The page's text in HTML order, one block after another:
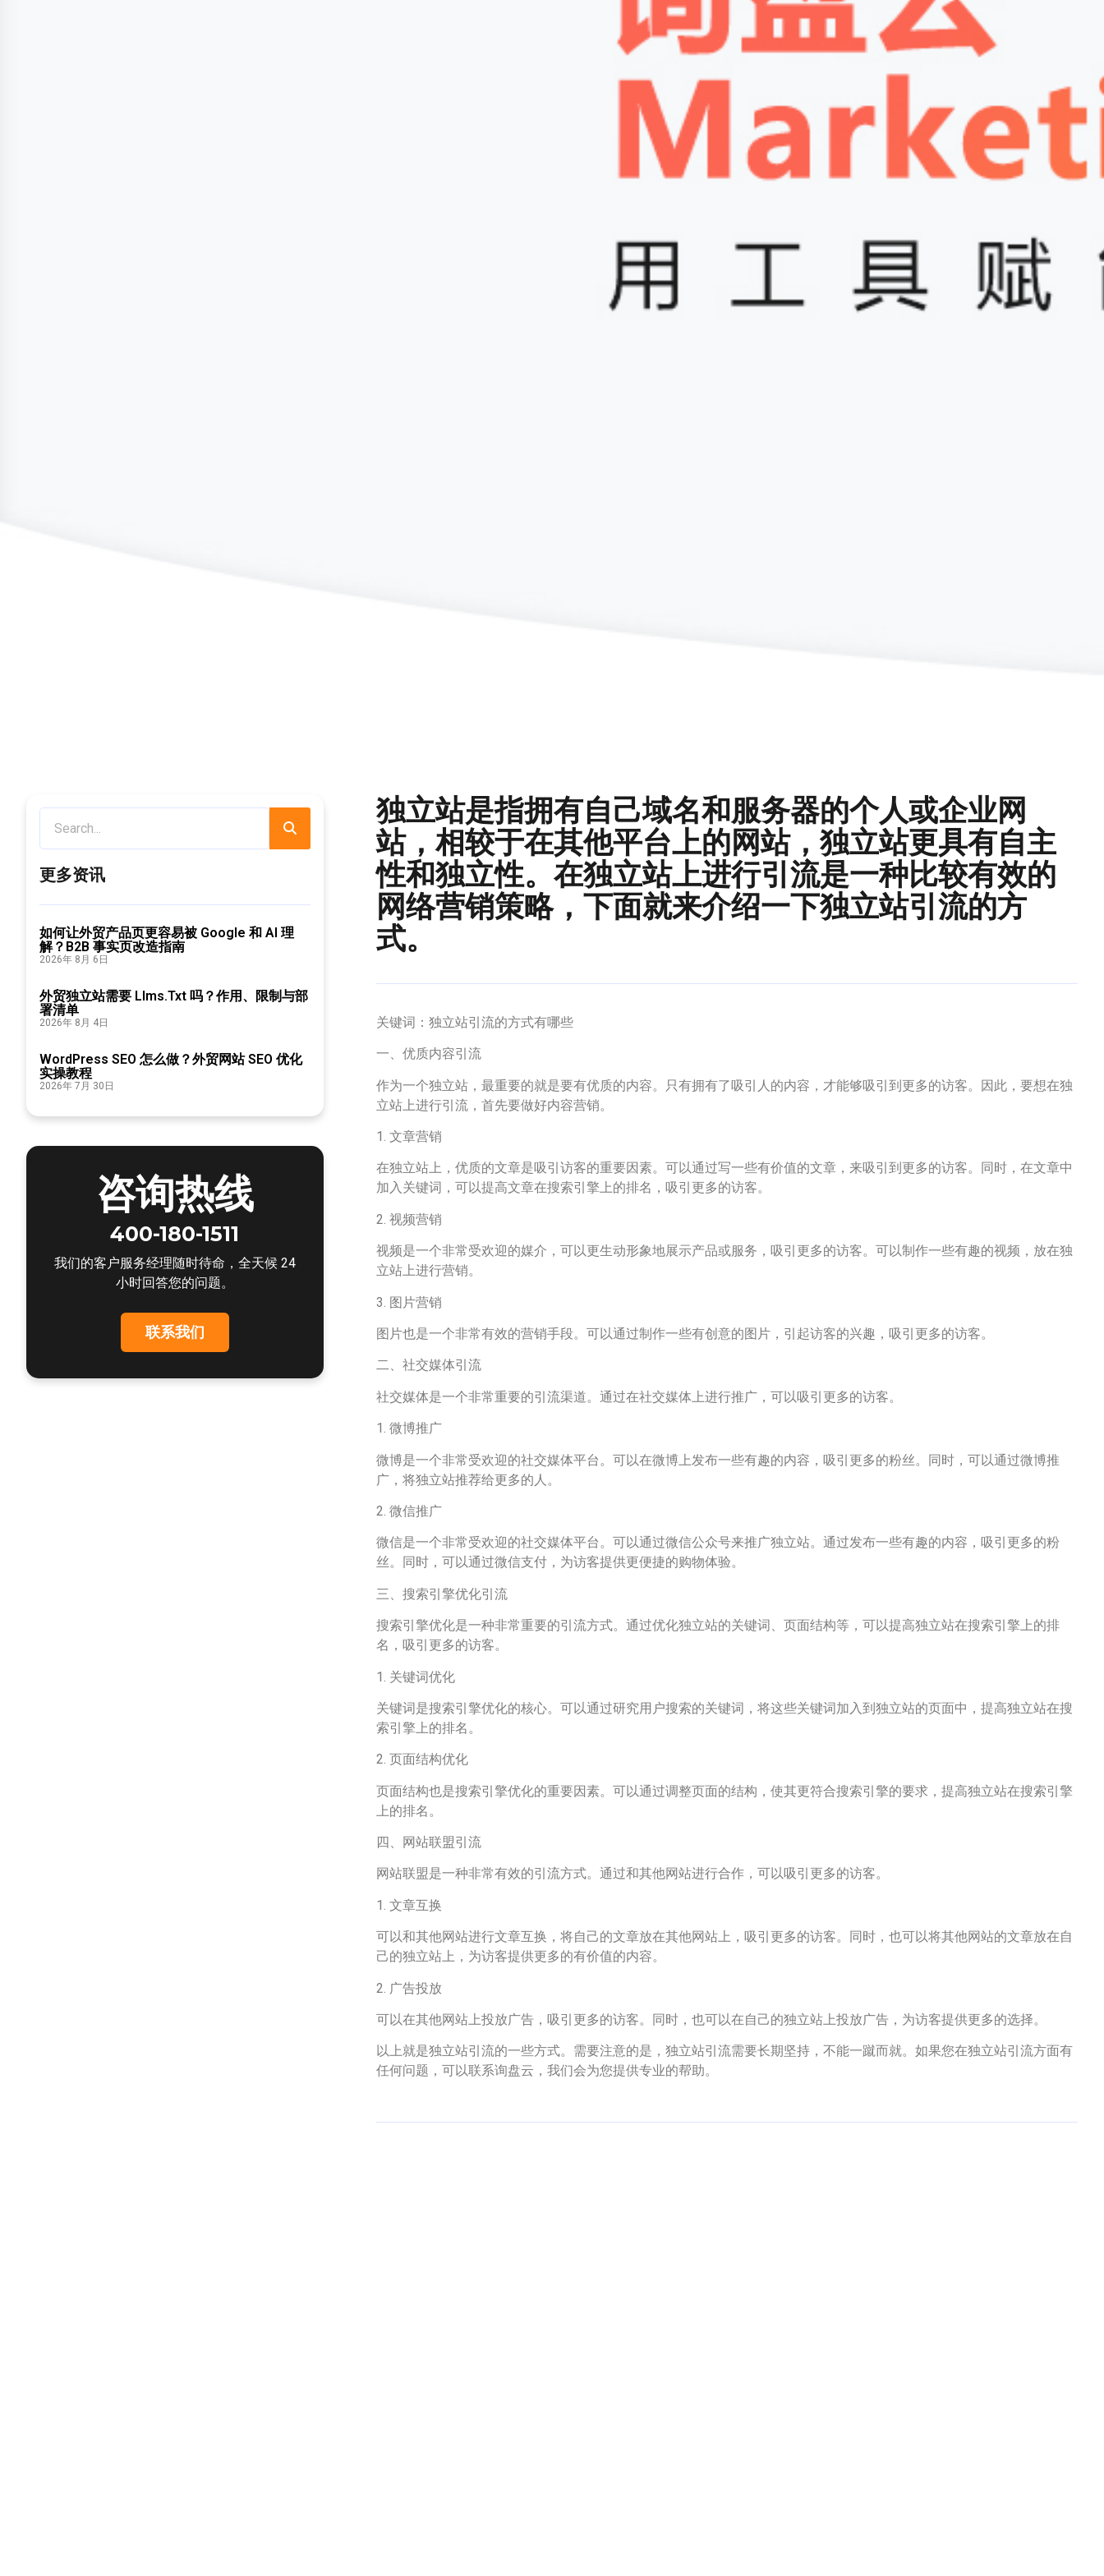
更多资讯
如何让外贸产品页更容易被 Google 和 AI 理
解？B2B 事实页改造指南
2026年 8月 6日
外贸独立站需要 Llms.txt 吗？作用、限制与部
署清单
2026年 8月 4日
WordPress SEO 怎么做？外贸网站 SEO 优化
实操教程
2026年 7月 30日
咨询热线
400-180-1511
我们的客户服务经理随时待命，全天候 24
小时回答您的问题。
联系我们
独立站是指拥有自己域名和服务器的个人或企业网
站，相较于在其他平台上的网站，独立站更具有自主
性和独立性。在独立站上进行引流是一种比较有效的
网络营销策略，下面就来介绍一下独立站引流的方
式。
关键词：独立站引流的方式有哪些
一、优质内容引流
作为一个独立站，最重要的就是要有优质的内容。只有拥有了吸引人的内容，才能够吸引到更多的访客。因此，要想在独
立站上进行引流，首先要做好内容营销。
1. 文章营销
在独立站上，优质的文章是吸引访客的重要因素。可以通过写一些有价值的文章，来吸引到更多的访客。同时，在文章中
加入关键词，可以提高文章在搜索引擎上的排名，吸引更多的访客。
2. 视频营销
视频是一个非常受欢迎的媒介，可以更生动形象地展示产品或服务，吸引更多的访客。可以制作一些有趣的视频，放在独
立站上进行营销。
3. 图片营销
图片也是一个非常有效的营销手段。可以通过制作一些有创意的图片，引起访客的兴趣，吸引更多的访客。
二、社交媒体引流
社交媒体是一个非常重要的引流渠道。通过在社交媒体上进行推广，可以吸引更多的访客。
1. 微博推广
微博是一个非常受欢迎的社交媒体平台。可以在微博上发布一些有趣的内容，吸引更多的粉丝。同时，可以通过微博推
广，将独立站推荐给更多的人。
2. 微信推广
微信是一个非常受欢迎的社交媒体平台。可以通过微信公众号来推广独立站。通过发布一些有趣的内容，吸引更多的粉
丝。同时，可以通过微信支付，为访客提供更便捷的购物体验。
三、搜索引擎优化引流
搜索引擎优化是一种非常重要的引流方式。通过优化独立站的关键词、页面结构等，可以提高独立站在搜索引擎上的排
名，吸引更多的访客。
1. 关键词优化
关键词是搜索引擎优化的核心。可以通过研究用户搜索的关键词，将这些关键词加入到独立站的页面中，提高独立站在搜
索引擎上的排名。
2. 页面结构优化
页面结构也是搜索引擎优化的重要因素。可以通过调整页面的结构，使其更符合搜索引擎的要求，提高独立站在搜索引擎
上的排名。
四、网站联盟引流
网站联盟是一种非常有效的引流方式。通过和其他网站进行合作，可以吸引更多的访客。
1. 文章互换
可以和其他网站进行文章互换，将自己的文章放在其他网站上，吸引更多的访客。同时，也可以将其他网站的文章放在自
己的独立站上，为访客提供更多的有价值的内容。
2. 广告投放
可以在其他网站上投放广告，吸引更多的访客。同时，也可以在自己的独立站上投放广告，为访客提供更多的选择。
以上就是独立站引流的一些方式。需要注意的是，独立站引流需要长期坚持，不能一蹴而就。如果您在独立站引流方面有
任何问题，可以联系询盘云，我们会为您提供专业的帮助。